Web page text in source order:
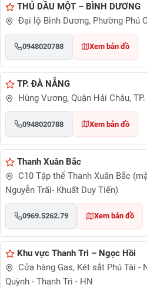
THỦ DẦU MỘT – BÌNH DƯƠNG
Đại lộ Bình Dương, Phường Phú
0948020788 Xem bản đồ
TP. ĐÀ NẴNG
Hùng Vương, Quận Hải Châu,
0948020788 Xem bản đồ
Thanh Xuân Bắc
C10 Tập thể Thanh Xuân Bắc
Nguyễn Trãi- Khuất Duy Tiến)
0969.5262.79 Xem bản đồ
Khu vực Thanh Trì – Ngọc Hồi
Cửa hàng Gas, Két sắt Phú Tài -
Quỳnh - Thanh Trì - HN